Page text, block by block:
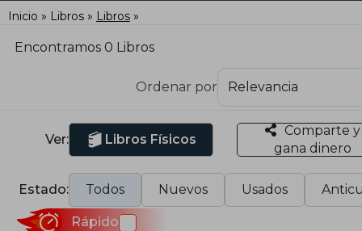
Inicio Libros Libros
Encontramos 0 Libros
Ordenar por
Ver: Libros Físicos
Comparte y
gana dinero
Estado: Todos Nuevos Usados
Rápido